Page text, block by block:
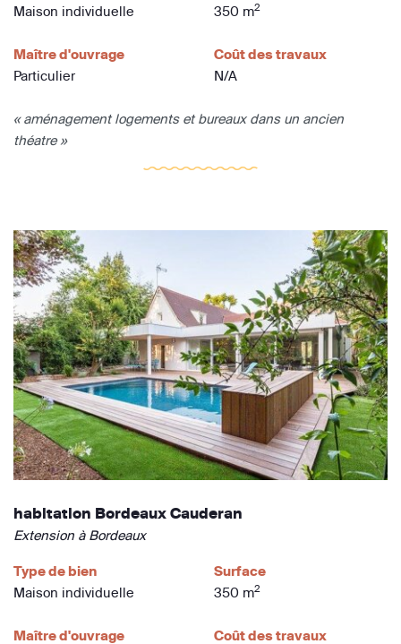
Maison individuelle
350 m2
Maître d'ouvrage
Particulier
Coût des travaux
N/A
« aménagement logements et bureaux dans un ancien
théatre »
habitation Bordeaux Cauderan
Extension à Bordeaux
Type de bien
Maison individuelle
Surface
350 m2
Maître d'ouvrage
Coût des travaux